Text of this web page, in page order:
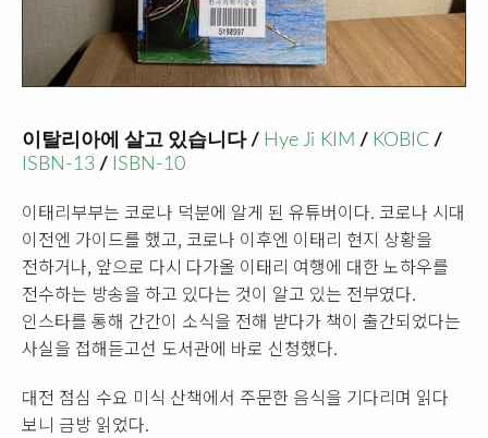
이탈리아에 살고 있습니다 / Hye Ji KIM / KOBIC /
ISBN-13 / ISBN-10
이태리부부는 코로나 덕분에 알게 된 유튜버이다. 코로나 시대
이전엔 가이드를 했고, 코로나 이후엔 이태리 현지 상황을
전하거나, 앞으로 다시 다가올 이태리 여행에 대한 노하우를
전수하는 방송을 하고 있다는 것이 알고 있는 전부였다.
인스타를 통해 간간이 소식을 전해 받다가 책이 출간되었다는
사실을 접해듣고선 도서관에 바로 신청했다.
대전 점심 수요 미식 산책에서 주문한 음식을 기다리며 읽다
보니 금방 읽었다.